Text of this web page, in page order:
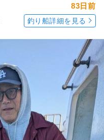
83日前
釣り船詳細を見る